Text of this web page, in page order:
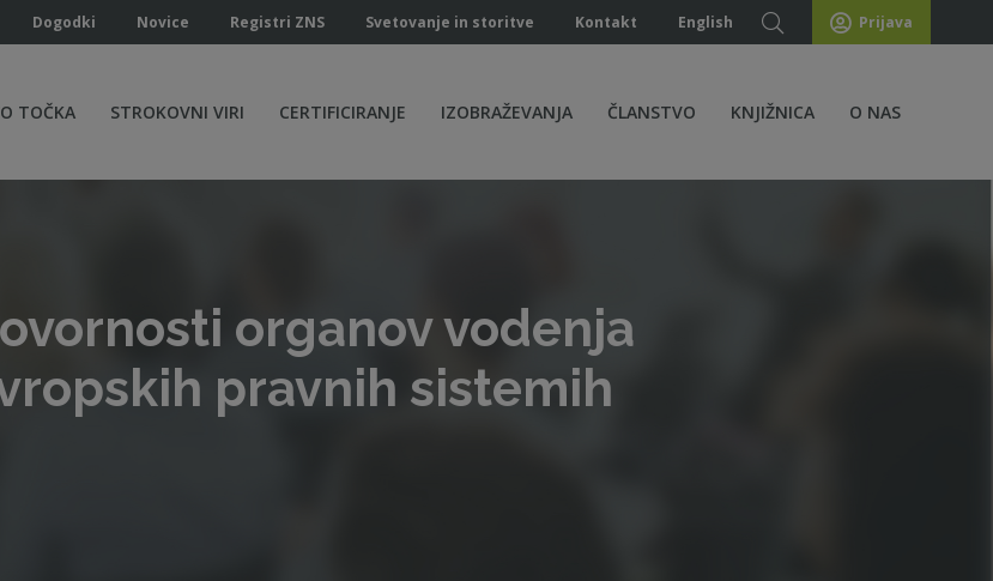
Dogodki Novice Registri ZNS Svetovanje in storitve Kontakt English Prijava
TOČKA STROKOVNI VIRI CERTIFICIRANJE IZOBRAŽEVANJA ČLANSTVO KNJIŽNICA O NAS
organov vodenja
pravnih sistemih